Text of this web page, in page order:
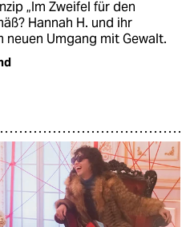
„Im Zweifel für den
Hannah H. und ihr
Umgang mit Gewalt.